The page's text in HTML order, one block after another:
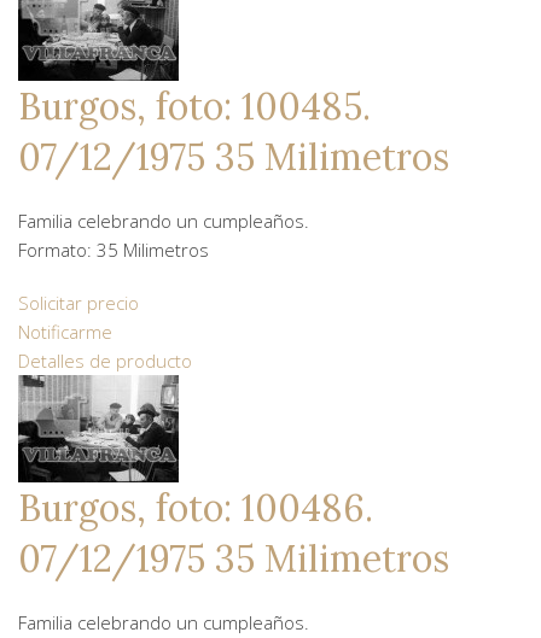
Burgos, foto: 100485.
07/12/1975 35 Milimetros
Familia celebrando un cumpleaños.
Formato: 35 Milimetros
Solicitar precio
Notificarme
Detalles de producto
Burgos, foto: 100486.
07/12/1975 35 Milimetros
Familia celebrando un cumpleaños.